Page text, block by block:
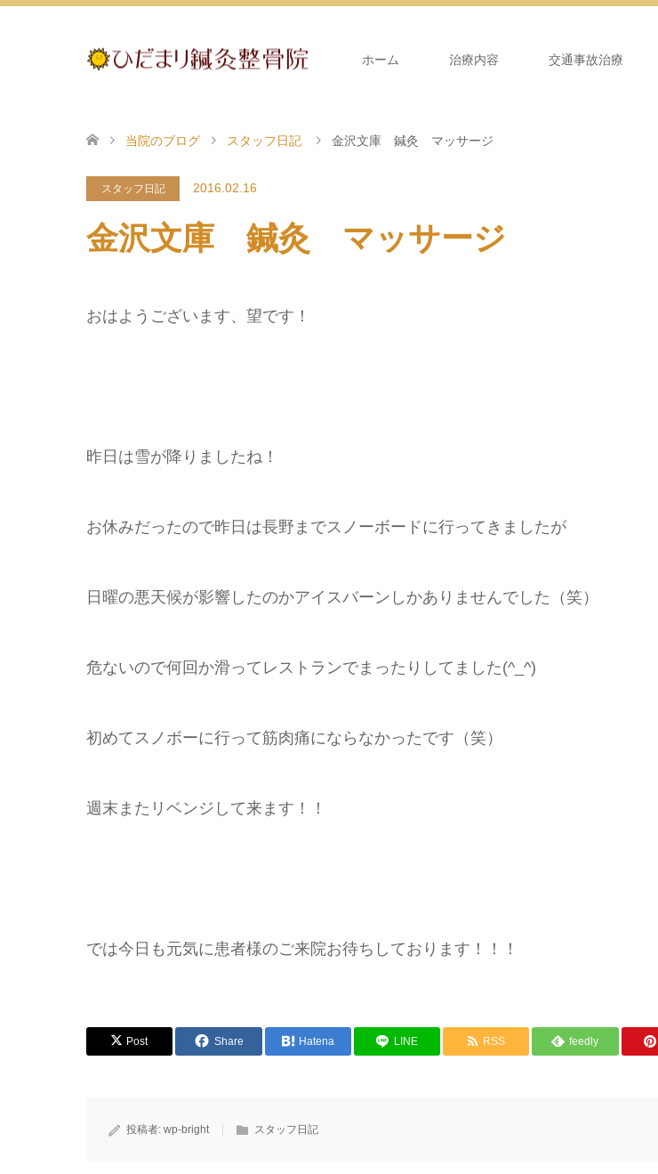
ホーム 治療内容 交通事故治療
当院のブログ スタッフ日記 金沢文庫 鍼灸 マッサージ
スタッフ日記 2016.02.16
金沢文庫 鍼灸 マッサージ
おはようございます、望です！
昨日は雪が降りましたね！
お休みだったので昨日は長野までスノーボードに行ってきましたが
日曜の悪天候が影響したのかアイスバーンしかありませんでした（笑）
危ないので何回か滑ってレストランでまったりしてました(^_^)
初めてスノボーに行って筋肉痛にならなかったです（笑）
週末またリベンジして来ます！！
では今日も元気に患者様のご来院お待ちしております！！！
Post Share Hatena LINE RSS feedly
投稿者: wp-bright スタッフ日記